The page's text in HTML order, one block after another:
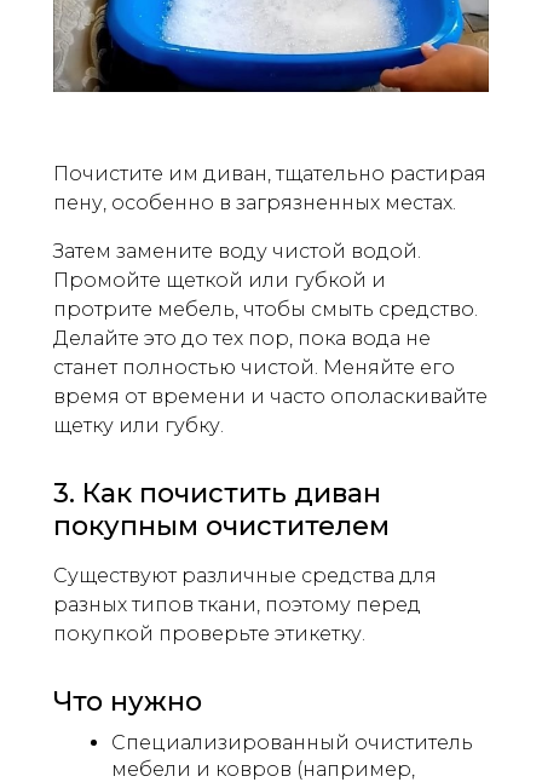
Почистите им диван, тщательно растирая
пену, особенно в загрязненных местах.
Затем замените воду чистой водой.
Промойте щеткой или губкой и
протрите мебель, чтобы смыть средство.
Делайте это до тех пор, пока вода не
станет полностью чистой. Меняйте его
время от времени и часто ополаскивайте
щетку или губку.
3. Как почистить диван
покупным очистителем
Существуют различные средства для
разных типов ткани, поэтому перед
покупкой проверьте этикетку.
Что нужно
Специализированный очиститель
мебели и ковров (например,